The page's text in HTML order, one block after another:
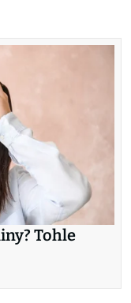
Tohle